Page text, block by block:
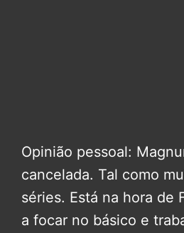
Opinião pessoal:
cancelada. Tal como
séries. Está na hora de
a focar no básico e